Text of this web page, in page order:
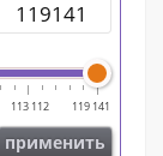
113 112 119 141
применить